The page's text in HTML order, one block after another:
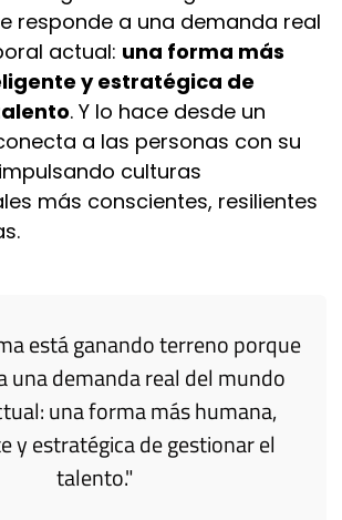
responde a una demanda real
actual: una forma más
y estratégica de
. Y lo hace desde un
a las personas con su
culturas
más conscientes, resilientes
está ganando terreno porque
una demanda real del mundo
una forma más humana,
y estratégica de gestionar el
talento."